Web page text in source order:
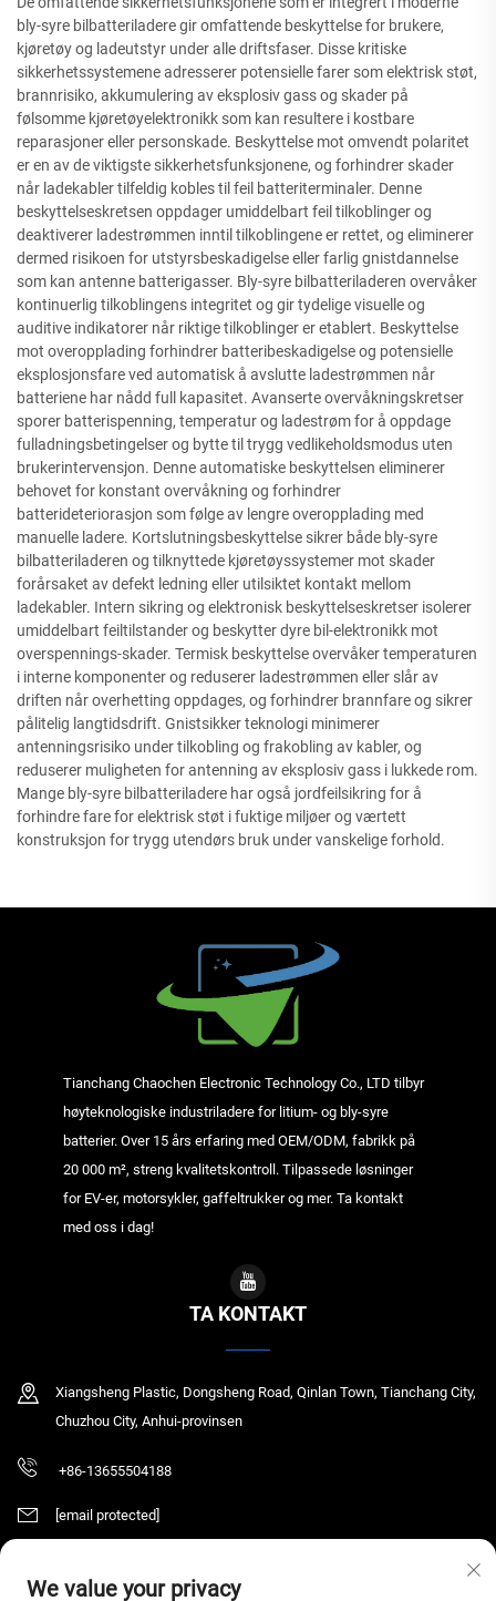
bly-syre bilbatteriladere gir omfattende beskyttelse for brukere,
kjøretøy og ladeutstyr under alle driftsfaser. Disse kritiske
sikkerhetssystemene adresserer potensielle farer som elektrisk støt,
brannrisiko, akkumulering av eksplosiv gass og skader på
følsomme kjøretøyelektronikk som kan resultere i kostbare
reparasjoner eller personskade. Beskyttelse mot omvendt polaritet
er en av de viktigste sikkerhetsfunksjonene, og forhindrer skader
når ladekabler tilfeldig kobles til feil batteriterminaler. Denne
beskyttelseskretsen oppdager umiddelbart feil tilkoblinger og
deaktiverer ladestrømmen inntil tilkoblingene er rettet, og eliminerer
dermed risikoen for utstyrsbeskadigelse eller farlig gnistdannelse
som kan antenne batterigasser. Bly-syre bilbatteriladeren overvåker
kontinuerlig tilkoblingens integritet og gir tydelige visuelle og
auditive indikatorer når riktige tilkoblinger er etablert. Beskyttelse
mot overopplading forhindrer batteribeskadigelse og potensielle
eksplosjonsfare ved automatisk å avslutte ladestrømmen når
batteriene har nådd full kapasitet. Avanserte overvåkningskretser
sporer batterispenning, temperatur og ladestrøm for å oppdage
fulladningsbetingelser og bytte til trygg vedlikeholdsmodus uten
brukerintervensjon. Denne automatiske beskyttelsen eliminerer
behovet for konstant overvåkning og forhindrer
batterideteriorasjon som følge av lengre overopplading med
manuelle ladere. Kortslutningsbeskyttelse sikrer både bly-syre
bilbatteriladeren og tilknyttede kjøretøyssystemer mot skader
forårsaket av defekt ledning eller utilsiktet kontakt mellom
ladekabler. Intern sikring og elektronisk beskyttelseskretser isolerer
umiddelbart feiltilstander og beskytter dyre bil-elektronikk mot
overspennings-skader. Termisk beskyttelse overvåker temperaturen
i interne komponenter og reduserer ladestrømmen eller slår av
driften når overhetting oppdages, og forhindrer brannfare og sikrer
pålitelig langtidsdrift. Gnistsikker teknologi minimerer
antenningsrisiko under tilkobling og frakobling av kabler, og
reduserer muligheten for antenning av eksplosiv gass i lukkede rom.
Mange bly-syre bilbatteriladere har også jordfeilsikring for å
forhindre fare for elektrisk støt i fuktige miljøer og værtett
konstruksjon for trygg utendørs bruk under vanskelige forhold.
Tianchang Chaochen Electronic Technology Co., LTD tilbyr
høyteknologiske industriladere for litium- og bly-syre
batterier. Over 15 års erfaring med OEM/ODM, fabrikk på
20 000 m², streng kvalitetskontroll. Tilpassede løsninger
for EV-er, motorsykler, gaffeltrukker og mer. Ta kontakt
med oss i dag!
TA KONTAKT
Xiangsheng Plastic, Dongsheng Road, Qinlan Town, Tianchang City,
Chuzhou City, Anhui-provinsen
+86-13655504188
[email protected]
We value your privacy